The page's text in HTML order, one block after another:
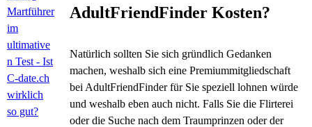
AdultFriendFinder Kosten?
Natürlich sollten Sie sich gründlich Gedanken
machen, weshalb sich eine Premiummitgliedschaft
bei AdultFriendFinder für Sie speziell lohnen würde
und weshalb eben auch nicht. Falls Sie die Flirterei
oder die Suche nach dem Traumprinzen oder der
Martführer
im
ultimative
n Test - Ist
C-date.ch
wirklich
so gut?